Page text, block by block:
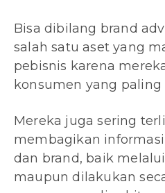
Bisa dibilang brand
salah satu aset yang
pebisnis karena
konsumen yang paling
Mereka juga sering
membagikan
dan brand, baik
maupun dilakukan